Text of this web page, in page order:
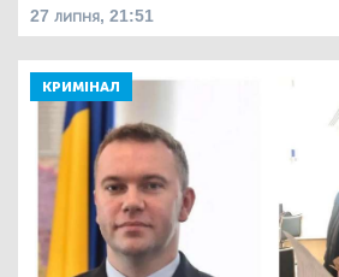
27 липня, 21:51
КРИМІНАЛ